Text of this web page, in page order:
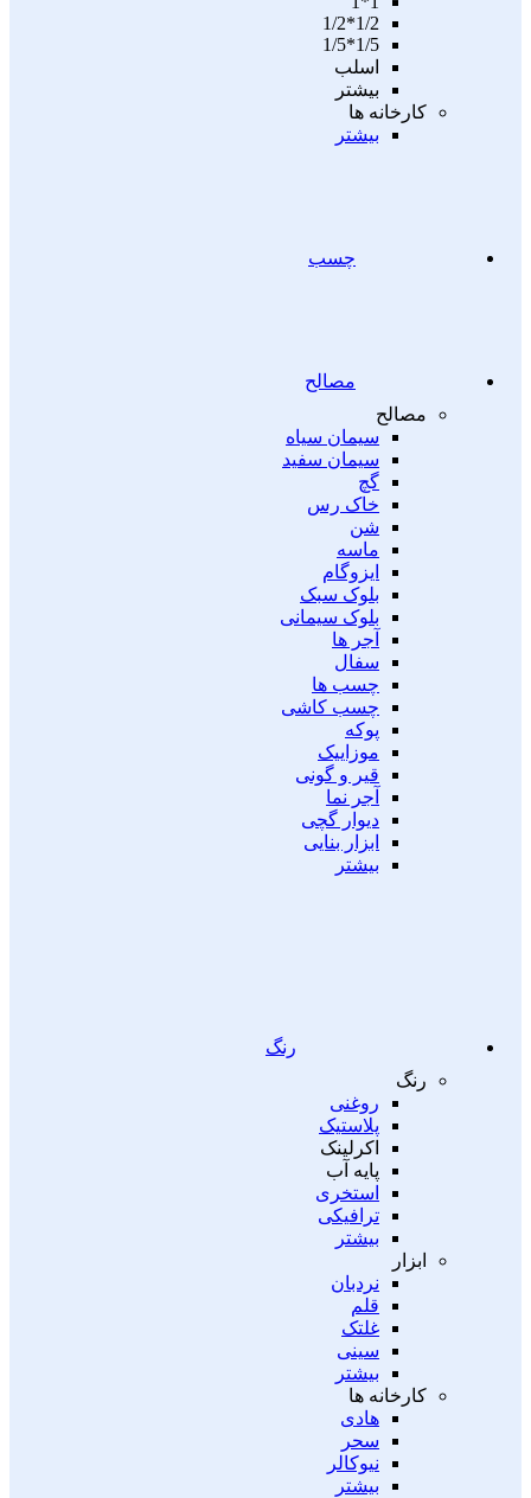
1/2*1/2
1/5*1/5
اسلب
بیشتر
کارخانه ها
بیشتر
چسب
مصالح
مصالح
سیمان سیاه
سیمان سفید
گچ
خاک رس
شن
ماسه
ایزوگام
بلوک سبک
بلوک سیمانی
آجر ها
سفال
چسب ها
چسب کاشی
پوکه
موزاییک
قیر و گونی
آجر نما
دیوار گچی
ابزار بنایی
بیشتر
رنگ
رنگ
روغنی
پلاستیک
اکرلینک
پایه آب
استخری
ترافیکی
بیشتر
ابزار
نردبان
قلم
غلتک
سینی
بیشتر
کارخانه ها
هادی
سحر
نیوکالر
بیشتر